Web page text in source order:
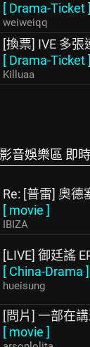
[ Drama-Ticket]
weiweiqq
[換票] IVE 多張
[ Drama-Ticket]
Killuaa
音娛樂區 即
Re: [普雷] 奧
[ movie ]
IBIZA
[LIVE] 御廷謠
[ China-Drama ]
hueisung
[問片] 一部在
[ movie ]